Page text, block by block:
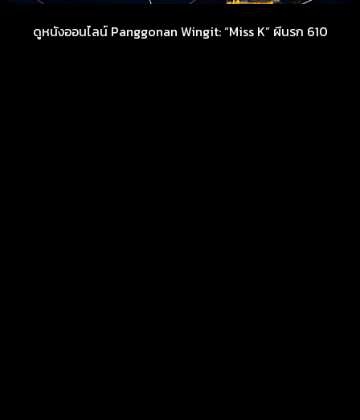
ดูหนังออนไลน์ Panggonan Wingit: “Miss K” ผีนรก 610